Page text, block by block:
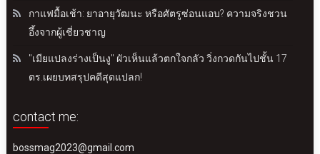
กาแฟมื้อเช้า: ยาอายุวัฒนะ หรือศัตรูซ่อนแอบ? ความจริงชวน
อึ้งจากผู้เชี่ยวชาญ
"เมียแปลงร่างเป็นงู" ผัวเห็นแล้วตกใจกลัว วิ่งกวดกันไปชั้น 17
ตร.เผยบทสรุปคดีสุดแปลก!
contact me:
bossmag2023@gmail.com